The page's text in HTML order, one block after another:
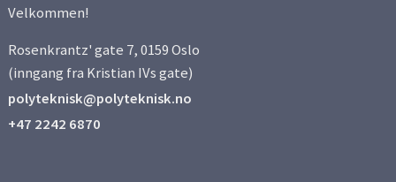
Velkommen!
Rosenkrantz' gate 7, 0159 Oslo
(inngang fra Kristian IVs gate)
polyteknisk@polyteknisk.no
+47 2242 6870